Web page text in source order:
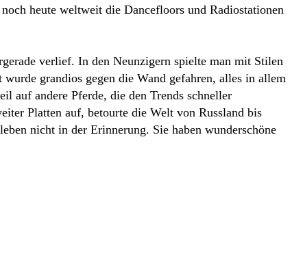
heute weltweit die Dancefloors und Radiostationen
verlief. In den Neunzigern spielte man mit Stilen
grandios gegen die Wand gefahren, alles in allem
auf andere Pferde, die den Trends schneller
Platten auf, betourte die Welt von Russland bis
nicht in der Erinnerung. Sie haben wunderschöne